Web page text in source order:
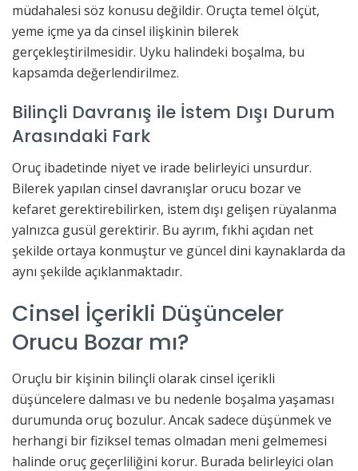
müdahalesi söz konusu değildir. Oruçta temel ölçüt,
yeme içme ya da cinsel ilişkinin bilerek
gerçekleştirilmesidir. Uyku halindeki boşalma, bu
kapsamda değerlendirilmez.
Bilinçli Davranış ile İstem Dışı Durum
Arasındaki Fark
Oruç ibadetinde niyet ve irade belirleyici unsurdur.
Bilerek yapılan cinsel davranışlar orucu bozar ve
kefaret gerektirebilirken, istem dışı gelişen rüyalanma
yalnızca gusül gerektirir. Bu ayrım, fıkhi açıdan net
şekilde ortaya konmuştur ve güncel dini kaynaklarda da
aynı şekilde açıklanmaktadır.
Cinsel İçerikli Düşünceler
Orucu Bozar mı?
Oruçlu bir kişinin bilinçli olarak cinsel içerikli
düşüncelere dalması ve bu nedenle boşalma yaşaması
durumunda oruç bozulur. Ancak sadece düşünmek ve
herhangi bir fiziksel temas olmadan meni gelmemesi
halinde oruç geçerliliğini korur. Burada belirleyici olan